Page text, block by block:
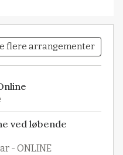
flere arrangementer
ved løbende
- ONLINE